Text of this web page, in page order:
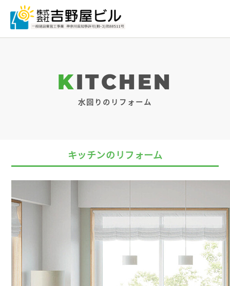
KITCHEN
水回りのリフォーム
キッチンのリフォーム